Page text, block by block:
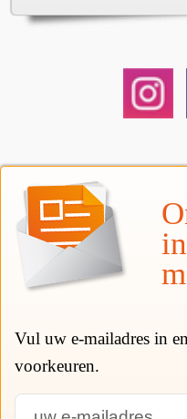
Vul uw e-mailadres in
voorkeuren.